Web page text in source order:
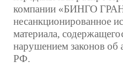
компании «БИНГО
несанкционированное
материала,
нарушением законов об
РФ.